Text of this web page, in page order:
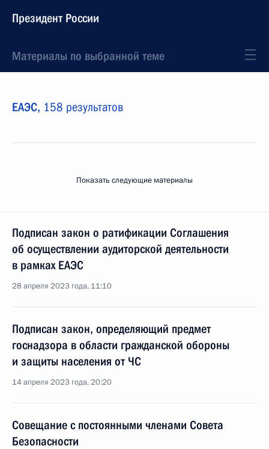
Президент России
Материалы по выбранной теме
ЕАЭС, 158 результатов
Показать следующие материалы
Подписан закон о ратификации Соглашения
об осуществлении аудиторской деятельности
в рамках ЕАЭС
28 апреля 2023 года, 11:10
Подписан закон, определяющий предмет
госнадзора в области гражданской обороны
и защиты населения от ЧС
14 апреля 2023 года, 20:20
Совещание с постоянными членами Совета
Безопасности